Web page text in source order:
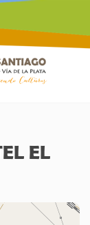
EL